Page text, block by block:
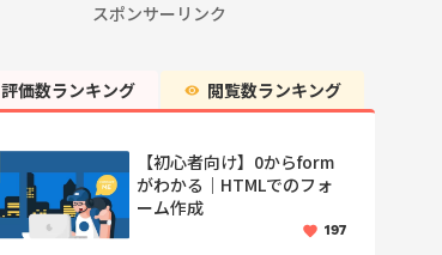
スポンサーリンク
評価数ランキング 閲覧数ランキング
【初心者向け】0からform
がわかる｜HTMLでのフォ
ーム作成
197